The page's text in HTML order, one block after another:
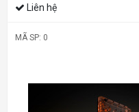
Liên hệ
MÃ SP: 0